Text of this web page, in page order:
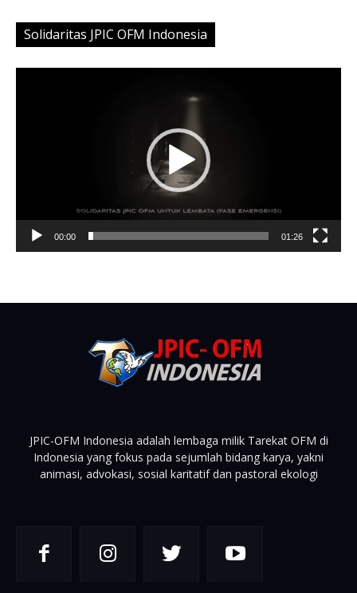
Solidaritas JPIC OFM Indonesia
00:00 01:26
JPIC-OFM Indonesia adalah lembaga milik Tarekat OFM di
Indonesia yang fokus pada sejumlah bidang karya, yakni
animasi, advokasi, sosial karitatif dan pastoral ekologi